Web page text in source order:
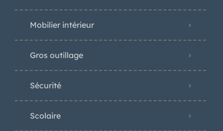
Mobilier intérieur
Gros outillage
Sécurité
Scolaire